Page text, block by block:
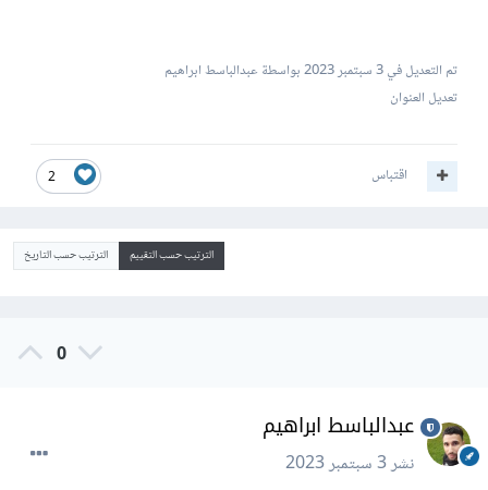
تم التعديل في3 سبتمبر 2023
بواسطة عبدالباسط ابراهيم
تعديل العنوان
2 اقتباس
الترتيب حسب التقييم الترتيب حسب التاريخ
0
عبدالباسط ابراهيم
نشر3 سبتمبر 2023